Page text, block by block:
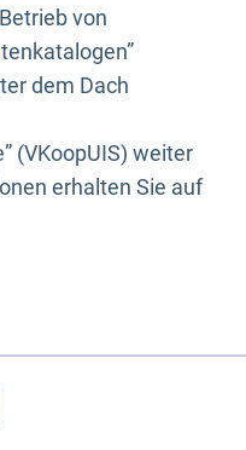
von
dem Dach
(VKoopUIS) weiter
erhalten Sie auf